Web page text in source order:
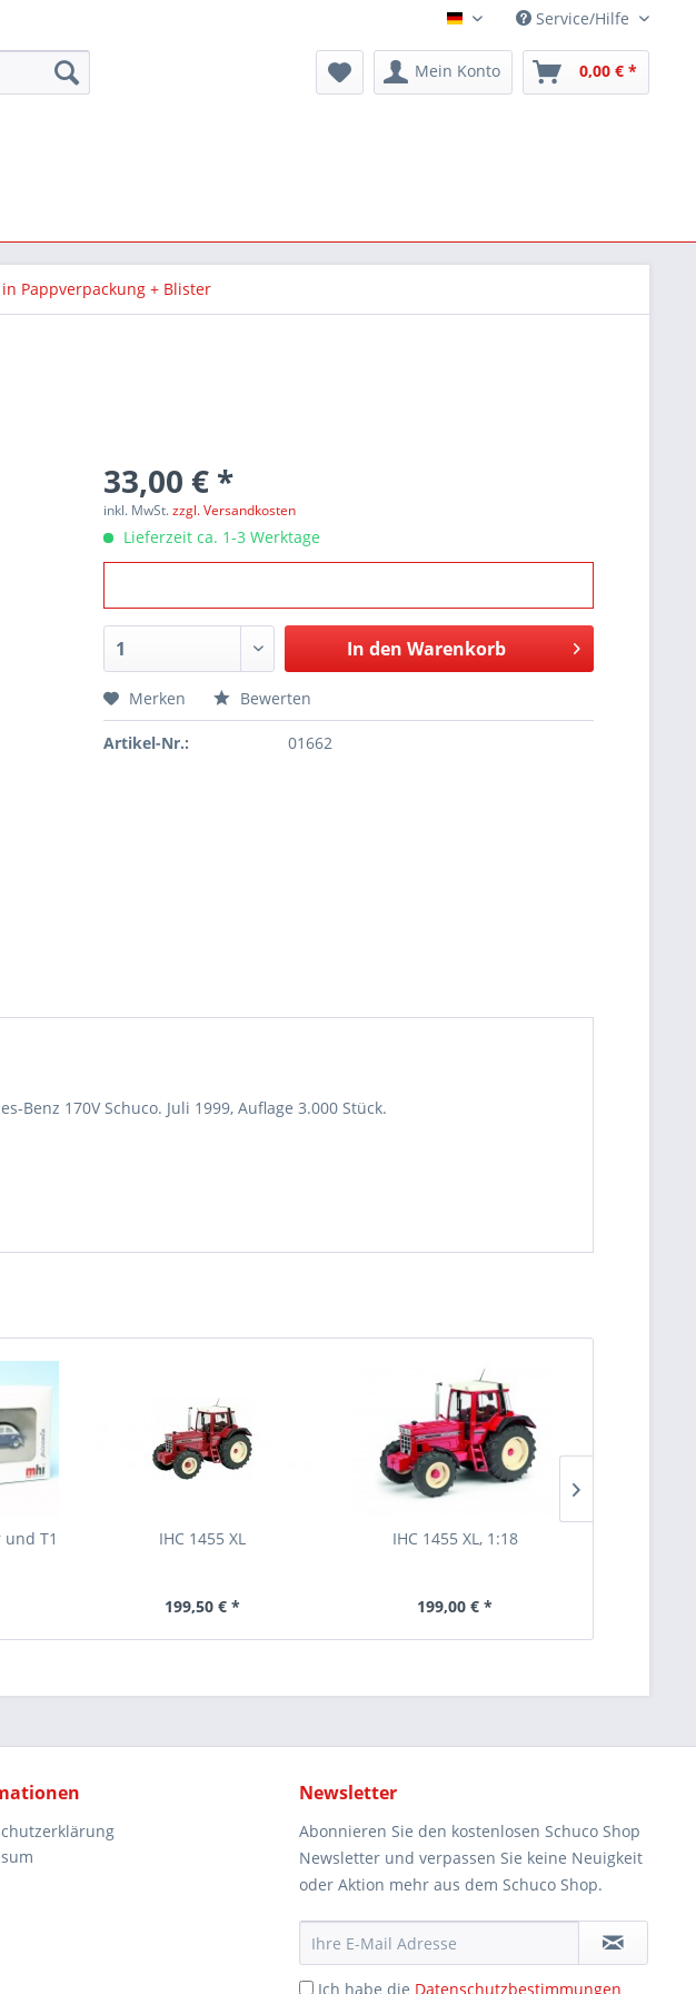
Deutsch Service/Hilfe
Mein Konto 0,00 € *
in Pappverpackung + Blister
33,00 € *
inkl. MwSt.zzgl. Versandkosten
Lieferzeit ca. 1-3 Werktage
In den Warenkorb
Merken Bewerten
Artikel-Nr.: 01662
170V Schuco. Juli 1999, Auflage 3.000 Stück.
und T1 IHC 1455 XL
199,50 € *
IHC 1455 XL, 1:18
199,00 € *
Newsletter
Abonnieren Sie den kostenlosen Schuco Shop
Newsletter und verpassen Sie keine Neuigkeit
oder Aktion mehr aus dem Schuco Shop.
Ich habe die Datenschutzbestimmungen